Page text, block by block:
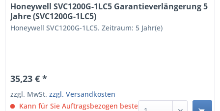
Honeywell SVC1200G-1LC5 Garantieverlängerung 5
Jahre (SVC1200G-1LC5)
Honeywell SVC1200G-1LC5. Zeitraum: 5 Jahr(e)
35,23 € *
zzgl. MwSt.zzgl. Versandkosten
Kann für Sie Auftragsbezogen bestellt werden.